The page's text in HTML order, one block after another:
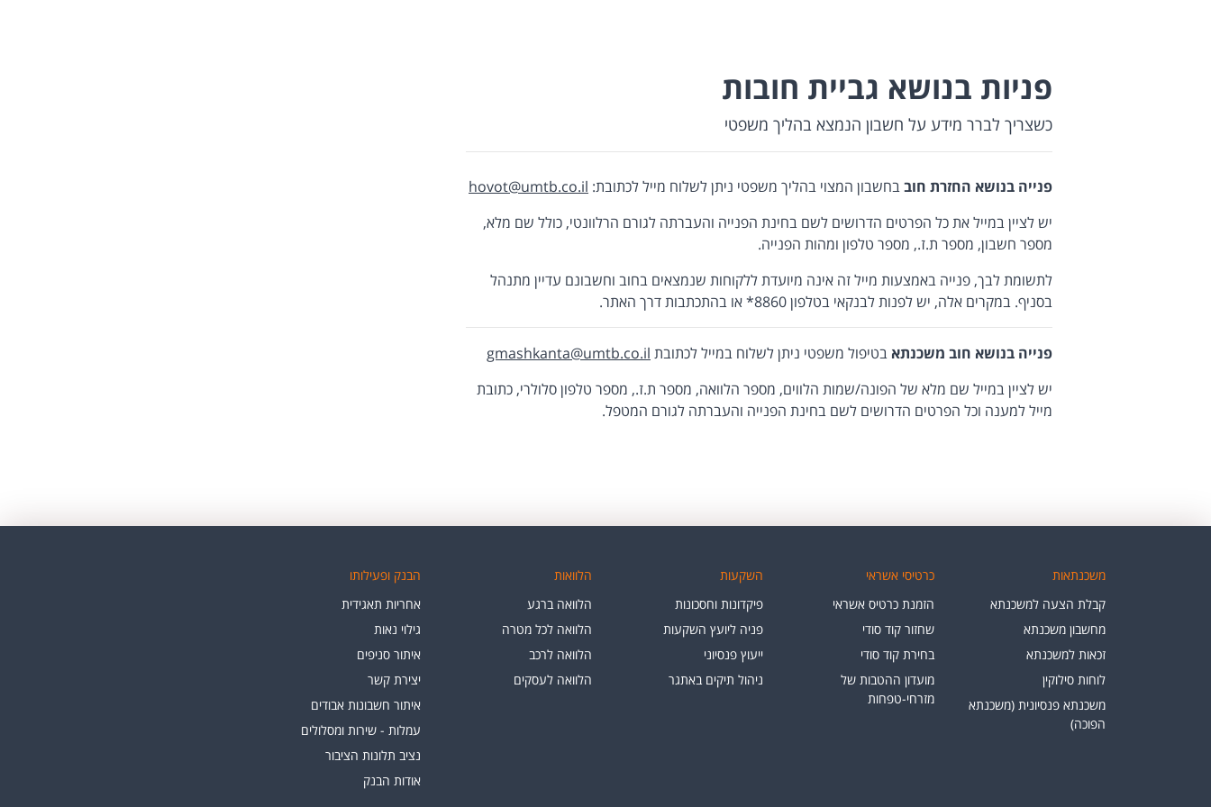
פניות בנושא גביית חובות
כשצריך לברר מידע על חשבון הנמצא בהליך משפטי
פנייה בנושא החזרת חובבחשבון המצוי בהליך משפטי ניתן לשלוח מייל לכתובת: hovot@umtb.co.il
יש לציין במייל את כל הפרטים הדרושים לשם בחינת הפנייה והעברתה לגורם הרלוונטי, כולל שם מלא,
מספר חשבון, מספר ת.ז., מספר טלפון ומהות הפנייה.
לתשומת לבך, פנייה באמצעות מייל זה אינה מיועדת ללקוחות שנמצאים בחוב וחשבונם עדיין מתנהל
בסניף. במקרים אלה, יש לפנות לבנקאי בטלפון 8860* או בהתכתבות דרך האתר.
פנייה בנושא חוב משכנתא בטיפול משפטי ניתן לשלוח במייל לכתובת gmashkanta@umtb.co.il
יש לציין במייל שם מלא של הפונה/שמות הלווים, מספר הלוואה, מספר ת.ז., מספר טלפון סלולרי, כתובת
מייל למענה וכל הפרטים הדרושים לשם בחינת הפנייה והעברתה לגורם המטפל.
משכנתאות
קבלת הצעה למשכנתא
מחשבון משכנתא
זכאות למשכנתא
לוחות סילוקין
משכנתא פנסיונית (משכנתא
הפוכה)
כרטיסי אשראי
הזמנת כרטיס אשראי
שחזור קוד סודי
בחירת קוד סודי
מועדון ההטבות של
מזרחי-טפחות
השקעות
פיקדונות וחסכונות
פניה ליועץ השקעות
ייעוץ פנסיוני
ניהול תיקים באתגר
הלוואות
הלוואה ברגע
הלוואה לכל מטרה
הלוואה לרכב
הלוואה לעסקים
הבנק ופעילותו
אחריות תאגידית
גילוי נאות
איתור סניפים
יצירת קשר
איתור חשבונות אבודים
עמלות - שירות ומסלולים
נציב תלונות הציבור
אודות הבנק